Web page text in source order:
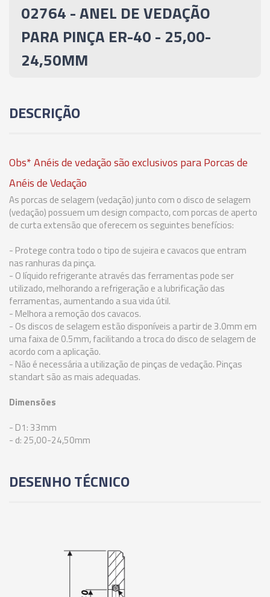
02728 - ANEL DE VEDAÇÃO PARA PINÇA ER-40 -
7,00-6,50MM
02730 - ANEL DE VEDAÇÃO PARA PINÇA ER-40 -
02731 - ANEL DE VEDAÇÃO PARA PINÇA ER-40 -
8,50-8,00MM
02732 - ANEL DE VEDAÇÃO PARA PINÇA ER-40 -
9,00-8,50MM
02733 - ANEL DE VEDAÇÃO PARA PINÇA ER-40 -
9,50-9,00MM
02734 - ANEL DE VEDAÇÃO PARA PINÇA ER-40 -
10,00-9,50MM
02735 - ANEL DE VEDAÇÃO PARA PINÇA ER-40 -
10,50-10,00MM
02736 - ANEL DE VEDAÇÃO PARA PINÇA ER-40 -
11,00-10,50MM
02737 - ANEL DE VEDAÇÃO PARA PINÇA ER-40 -
02738 - ANEL DE VEDAÇÃO PARA PINÇA ER-40 -
02740 - ANEL DE VEDAÇÃO PARA PINÇA ER-40 -
13,00-12,50MM
02764 - ANEL DE VEDAÇÃO
PARA PINÇA ER-40 - 25,00-
24,50MM
DESCRIÇÃO
Obs* Anéis de vedação são exclusivos para Porcas de
Anéis de Vedação
As porcas de selagem (vedação) junto com o disco de selagem
(vedação) possuem um design compacto, com porcas de aperto
de curta extensão que oferecem os seguintes benefícios:
- Protege contra todo o tipo de sujeira e cavacos que entram
nas ranhuras da pinça.
- O líquido refrigerante através das ferramentas pode ser
utilizado, melhorando a refrigeração e a lubrificação das
ferramentas, aumentando a sua vida útil.
- Melhora a remoção dos cavacos.
- Os discos de selagem estão disponíveis a partir de 3.0mm em
uma faixa de 0.5mm, facilitando a troca do disco de selagem de
acordo com a aplicação.
- Não é necessária a utilização de pinças de vedação. Pinças
standart são as mais adequadas.
Dimensões
- D1: 33mm
- d: 25,00-24,50mm
DESENHO TÉCNICO